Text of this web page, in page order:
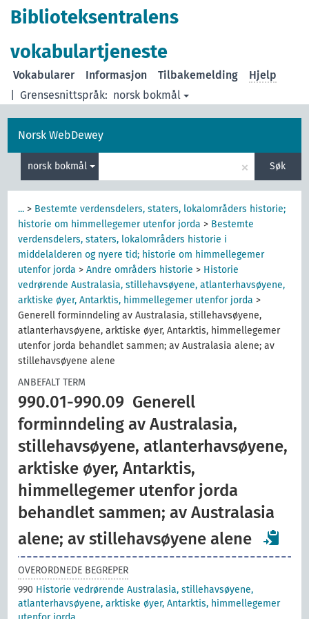
Biblioteksentralens
vokabulartjeneste
Grensesnittspråk: norsk bokmål
Vokabularer Informasjon Tilbakemelding Hjelp
Norsk WebDewey
norsk bokmål × Søk
... > Bestemte verdensdelers, staters, lokalområders historie;
historie om himmellegemer utenfor jorda > Bestemte
verdensdelers, staters, lokalområders historie i
middelalderen og nyere tid; historie om himmellegemer
utenfor jorda >Andre områders historie > Historie
vedrørende Australasia, stillehavsøyene, atlanterhavsøyene,
arktiske øyer, Antarktis, himmellegemer utenfor jorda >
Generell forminndeling av Australasia, stillehavsøyene,
atlanterhavsøyene, arktiske øyer, Antarktis, himmellegemer
utenfor jorda behandlet sammen; av Australasia alene; av
stillehavsøyene alene
ANBEFALT TERM
990.01-990.09 Generell
forminndeling av Australasia,
stillehavsøyene, atlanterhavsøyene,
arktiske øyer, Antarktis,
himmellegemer utenfor jorda
behandlet sammen; av Australasia
alene; av stillehavsøyene alene
OVERORDNEDE BEGREPER
990 Historie vedrørende Australasia, stillehavsøyene,
atlanterhavsøyene, arktiske øyer, Antarktis, himmellegemer